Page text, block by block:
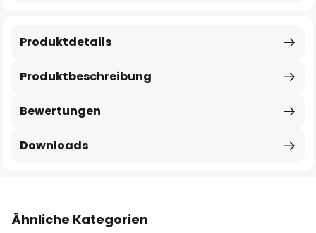
Produktbeschreibung
Produktdetails
Bewertungen
Downloads
Ähnliche Kategorien